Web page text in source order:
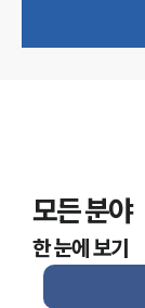
모든 분야
한 눈에 보기